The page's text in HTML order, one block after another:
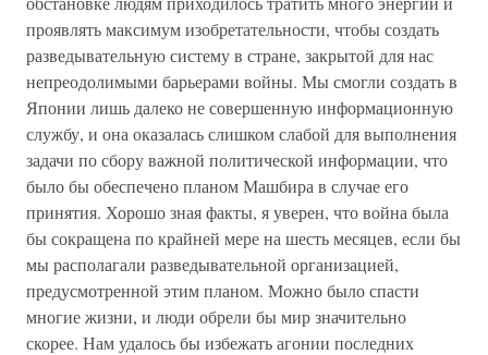
проявлять максимум изобретательности, чтобы создать
разведывательную систему в стране, закрытой для нас
непреодолимыми барьерами войны. Мы смогли создать в
Японии лишь далеко не совершенную информационную
службу, и она оказалась слишком слабой для выполнения
задачи по сбору важной политической информации, что
было бы обеспечено планом Машбира в случае его
принятия. Хорошо зная факты, я уверен, что война была
бы сокращена по крайней мере на шесть месяцев, если бы
мы располагали разведывательной организацией,
предусмотренной этим планом. Можно было спасти
многие жизни, и люди обрели бы мир значительно
скорее. Нам удалось бы избежать агонии последних